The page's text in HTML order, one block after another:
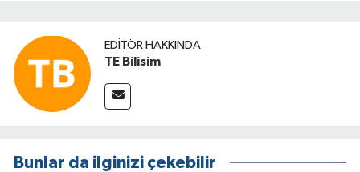
EDITÖR HAKKINDA
TE Bilisim
Bunlar da ilginizi çekebilir